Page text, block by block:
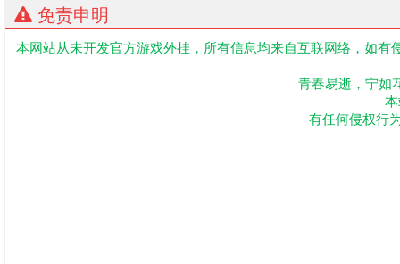
免责申明
本网站从未开发官方游戏外挂，所有信息均来自互联网络，如
青春易逝，宁如
有任何侵权行